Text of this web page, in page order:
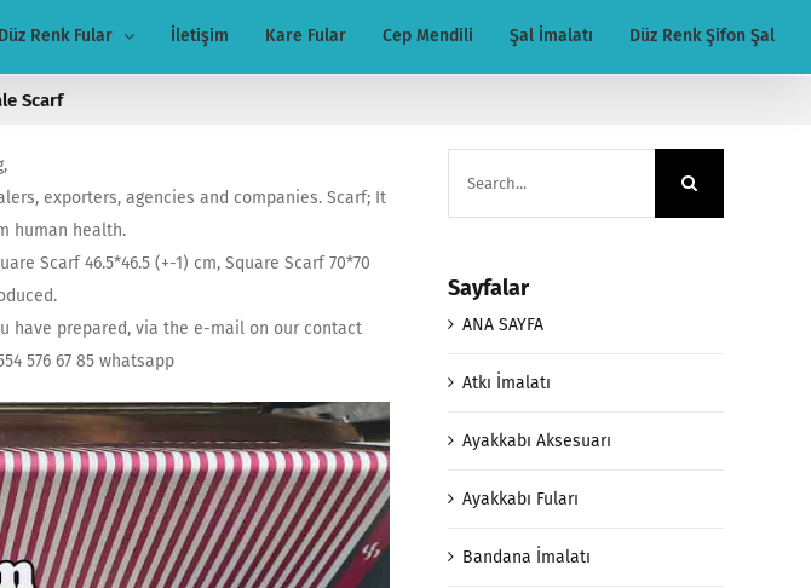
Düz Renk Fular İletişim Kare Fular Cep Mendili Şal İmalatı Düz Renk Şifon Şal
Scarf
exporters, agencies and companies. Scarf; It
human health.
Scarf 46.5*46.5 (+-1) cm, Square Scarf 70*70
have prepared, via the e-mail on our contact
576 67 85 whatsapp
Sayfalar
ANA SAYFA
Atkı İmalatı
Ayakkabı Aksesuarı
Ayakkabı Fuları
Bandana İmalatı